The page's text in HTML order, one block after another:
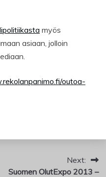
myös
asiaan, jolloin
outoa-
Next:
Suomen OlutExpo 2013 –